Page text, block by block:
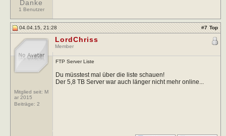
Danke
1 Benutzer
04.04.15, 21:28 #7 Top
Mitglied seit: M
ar 2015
Beiträge: 2
LordChriss
Member
FTP Server Liste
Du müsstest mal über die liste schauen!
Der 5,8 TB Server war auch länger nicht mehr online...